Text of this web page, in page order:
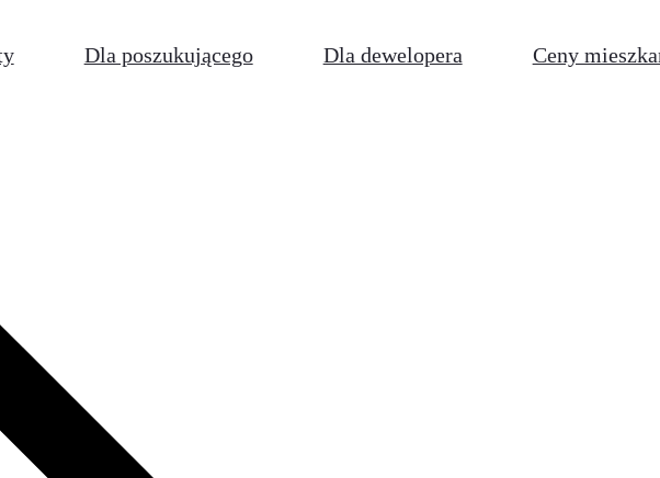
Dla poszukującego Dla dewelopera Ceny